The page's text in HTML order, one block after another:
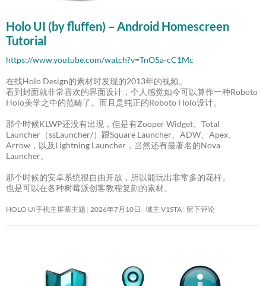
Holo UI (by fluffen) – Android Homescreen
Tutorial
https://www.youtube.com/watch?v=TnO5a-cC1Mc
在找Holo Design的素材时发现的2013年的视频。
看到封面就非常喜欢的界面设计，个人感觉如今可以算作一种Roboto
Holo美学之中的范畴了。而且是纯正的Roboto Holo设计。
那个时候KLWP还没有出现，但是有Zooper Widget、Total
Launcher（ssLauncher/）跟Square Launcher、ADW、Apex、
Arrow，以及Lightning Launcher，当然还有最著名的Nova
Launcher。
那个时候的安卓系统很自由开放，所以能玩出非常多的花样。
也是可以在各种树莓派创客教程复刻的素材。
HOLO UI手机主屏幕主题 2026年7月10日 域主 V1STA 留下评论